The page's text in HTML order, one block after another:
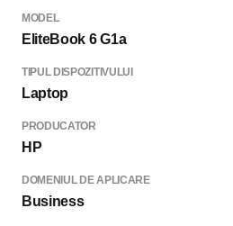
MODEL
EliteBook 6 G1a
TIPUL DISPOZITIVULUI
Laptop
PRODUCATOR
HP
DOMENIUL DE APLICARE
Business